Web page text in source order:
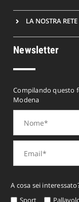
LA NOSTRA RETE
Newsletter
Compilando questo
Modena
A cosa sei
Sport